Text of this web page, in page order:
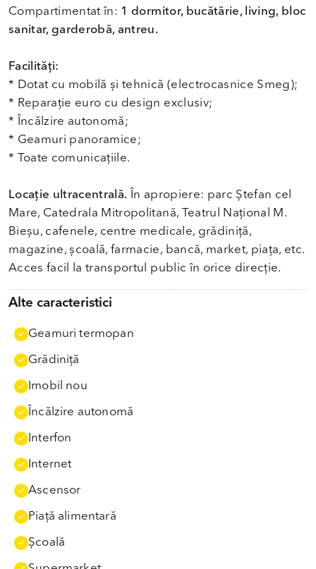
Compartimentat în: 1 dormitor, bucătărie, living, bloc
sanitar, garderobă, antreu.
Facilități:
* Dotat cu mobilă și tehnică (electrocasnice Smeg);
* Reparație euro cu design exclusiv;
* Încălzire autonomă;
* Geamuri panoramice;
* Toate comunicațiile.
Locație ultracentrală. În apropiere: parc Ștefan cel
Mare, Catedrala Mitropolitană, Teatrul Național M.
Bieșu, cafenele, centre medicale, grădiniță,
magazine, școală, farmacie, bancă, market, piața, etc.
Acces facil la transportul public în orice direcție.
Alte caracteristici
Geamuri termopan
Grădiniţă
Imobil nou
Încălzire autonomă
Interfon
Internet
Ascensor
Piață alimentară
Școală